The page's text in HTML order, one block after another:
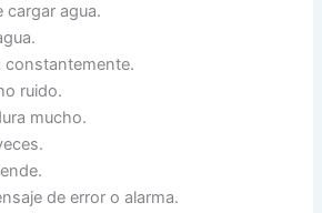
cargar agua.
constantemente.
ruido.
mucho.
de error o alarma.